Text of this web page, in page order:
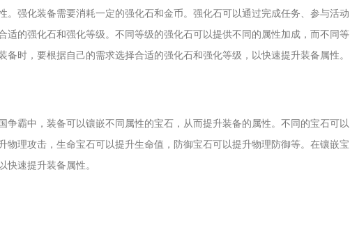
。强化装备需要消耗一定的强化石和金币。强化石可以通过完成任务、参与活动
适的强化石和强化等级。不同等级的强化石可以提供不同的属性加成，而不同等
时，要根据自己的需求选择合适的强化石和强化等级，以快速提升装备属性。
争霸中，装备可以镶嵌不同属性的宝石，从而提升装备的属性。不同的宝石可以
物理攻击，生命宝石可以提升生命值，防御宝石可以提升物理防御等。在镶嵌宝
快速提升装备属性。